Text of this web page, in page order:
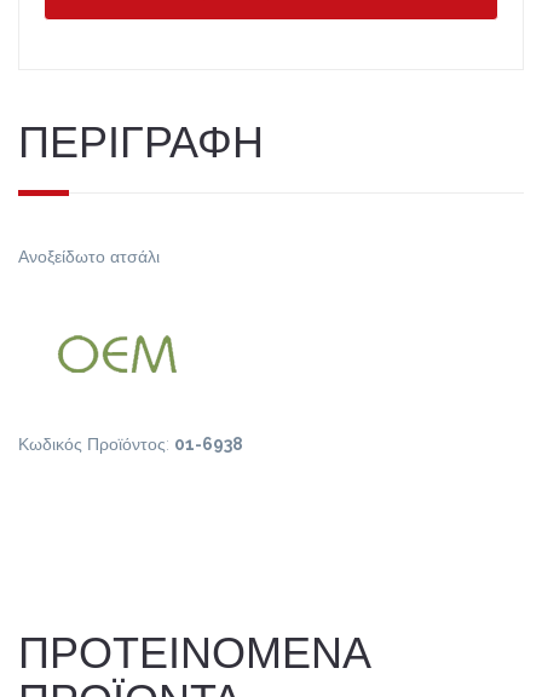
ΠΕΡΙΓΡΑΦΗ
Ανοξείδωτο ατσάλι
Κωδικός Προϊόντος: 01-6938
ΠΡΟΤΕΙΝΟΜΕΝΑ